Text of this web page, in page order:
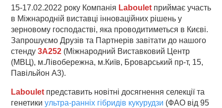
15-17.02.2022 року Компанія Labouletприймає участь
в Міжнародній виставці інноваційних рішень у
зерновому господастві, яка проводитиметься в Києві.
Запрошуємо Друзів та Партнерів завітати до нашого
стенду 3A252(Міжнародний Виставковий Центр
(МВЦ), м.Лівобережна, м.Київ, Броварський пр-т, 15,
Павільйон A3).
Labouletпредставить новітні досягнення селекції та
генетики ультра-ранніх гібридів кукурудзи (ФАО від 95